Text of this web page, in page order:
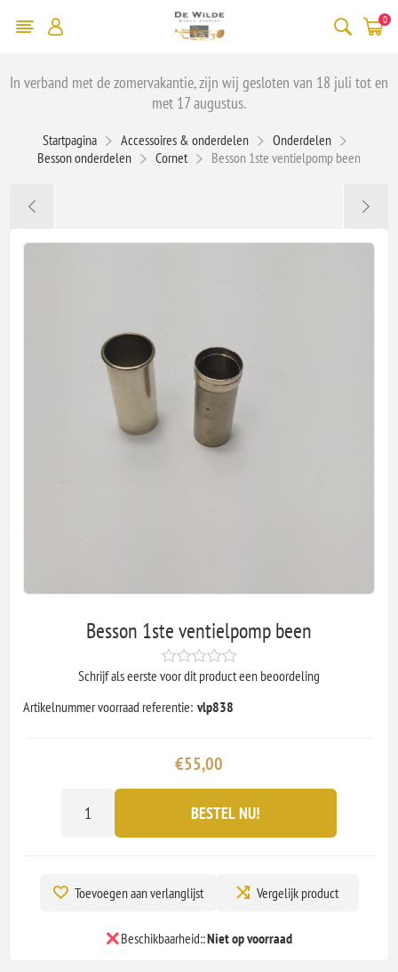
0
In verband met de zomervakantie, zijn wij gesloten van 18 juli tot en
met 17 augustus.
Startpagina Accessoires & onderdelen
Onderdelen
Besson onderdelen
Cornet Besson 1ste ventielpomp been
Besson 1ste ventielpomp been
Schrijf als eerste voor dit product een beoordeling
Artikelnummer voorraad referentie: vlp838
€55,00
BESTEL NU!
Toevoegen aan verlanglijst Vergelijk product
Beschikbaarheid::Niet op voorraad